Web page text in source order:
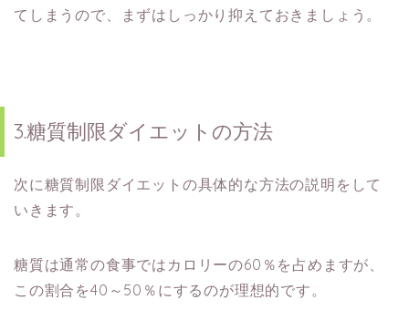
てしまうので、まずはしっかり抑えておきましょう。
3.糖質制限ダイエットの方法
次に糖質制限ダイエットの具体的な方法の説明をして
いきます。
糖質は通常の食事ではカロリーの60％を占めますが、
この割合を40～50％にするのが理想的です。